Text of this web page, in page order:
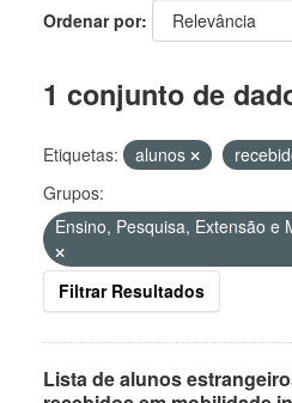
Ordenar por
1 conjunto de
Etiquetas: alunos
Grupos:
Ensino, Pesquisa, Extensão e
Filtrar Resultados
Lista de alunos